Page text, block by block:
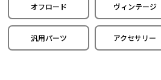
オフロード ヴィンテージ
汎用パーツ アクセサリー